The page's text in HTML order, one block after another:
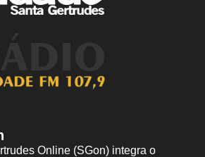
Online (SGon) integra o